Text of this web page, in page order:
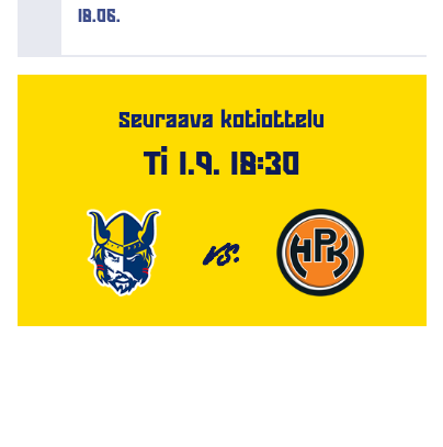
18.06.
Seuraava kotiottelu
Ti 1.9. 18:30
VS.